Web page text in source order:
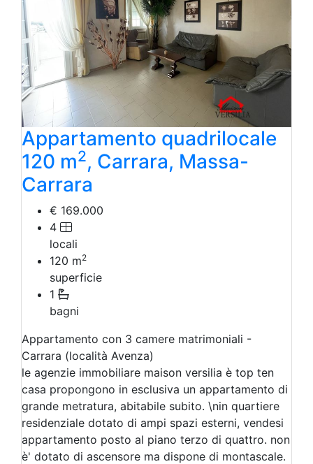
Appartamento quadrilocale
120 m2, Carrara, Massa-
Carrara
€ 169.000
4
locali
120 m2
superficie
1
bagni
Appartamento con 3 camere matrimoniali -
Carrara (località Avenza)
le agenzie immobiliare maison versilia è top ten
casa propongono in esclusiva un appartamento di
grande metratura, abitabile subito. \nin quartiere
residenziale dotato di ampi spazi esterni, vendesi
appartamento posto al piano terzo di quattro. non
è' dotato di ascensore ma dispone di montascale.